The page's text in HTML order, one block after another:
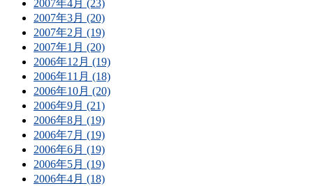
2007年4月 (23)
2007年3月 (20)
2007年2月 (19)
2007年1月 (20)
2006年12月 (19)
2006年11月 (18)
2006年10月 (20)
2006年9月 (21)
2006年8月 (19)
2006年7月 (19)
2006年6月 (19)
2006年5月 (19)
2006年4月 (18)